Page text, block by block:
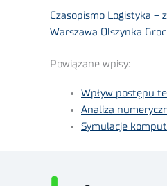
Czasopismo Logistyka –
Warszawa Olszynka
Powiązane wpisy:
Wpływ postępu
Analiza
Symulacje